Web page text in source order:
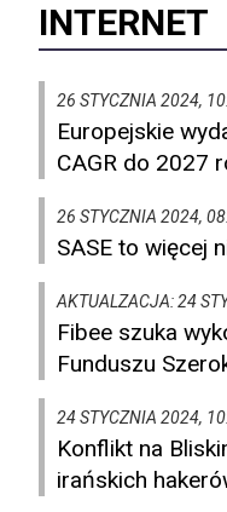
INTERNET
26 STYCZNIA 2024,
Europejskie
CAGR do 2027
26 STYCZNIA 2024,
SASE to więcej
AKTUALZACJA: 24
Fibee szuka
Funduszu
24 STYCZNIA 2024,
Konflikt na
irańskich